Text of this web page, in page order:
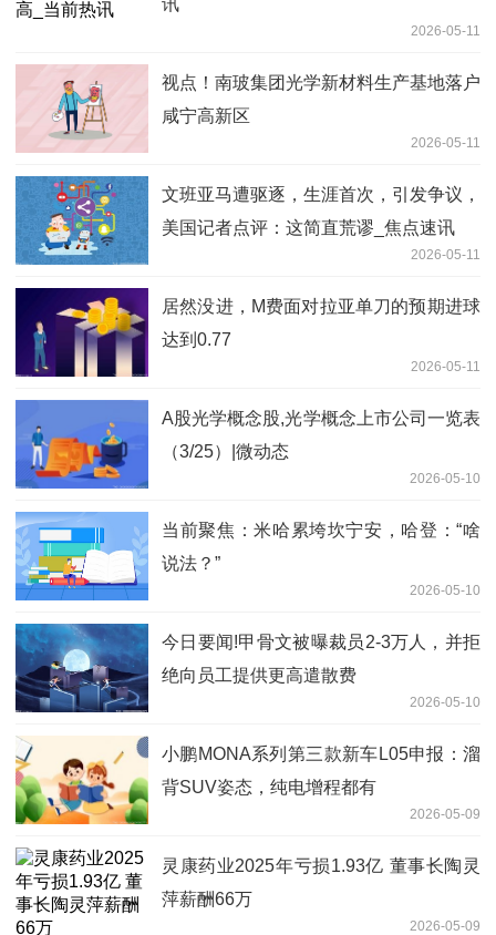
2026-05-11
视点！南玻集团光学新材料生产基地落户
咸宁高新区
2026-05-11
文班亚马遭驱逐，生涯首次，引发争议，
美国记者点评：这简直荒谬_焦点速讯
2026-05-11
居然没进，M费面对拉亚单刀的预期进球
达到0.77
2026-05-11
A股光学概念股,光学概念上市公司一览表
（3/25）|微动态
2026-05-10
当前聚焦：米哈累垮坎宁安，哈登：“啥
说法？”
2026-05-10
今日要闻!甲骨文被曝裁员2-3万人，并拒
绝向员工提供更高遣散费
2026-05-10
小鹏MONA系列第三款新车L05申报：溜
背SUV姿态，纯电增程都有
2026-05-09
灵康药业2025年亏损1.93亿 董事长陶灵
萍薪酬66万
2026-05-09